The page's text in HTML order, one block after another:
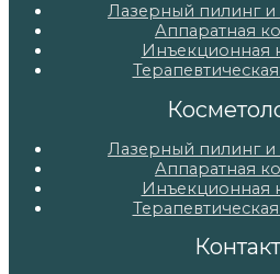
Лазерный пилинг
Аппаратная
Инъекционная
Лазерный пилинг
Аппаратная
Инъекционная